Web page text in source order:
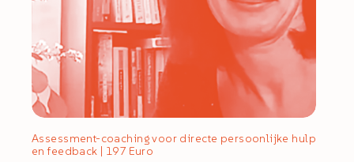
Assessment-coaching voor directe persoonlijke hulp
en feedback | 197 Euro